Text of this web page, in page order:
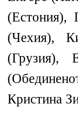
(Естония),
(Чехия),
(Грузия),
Кристина